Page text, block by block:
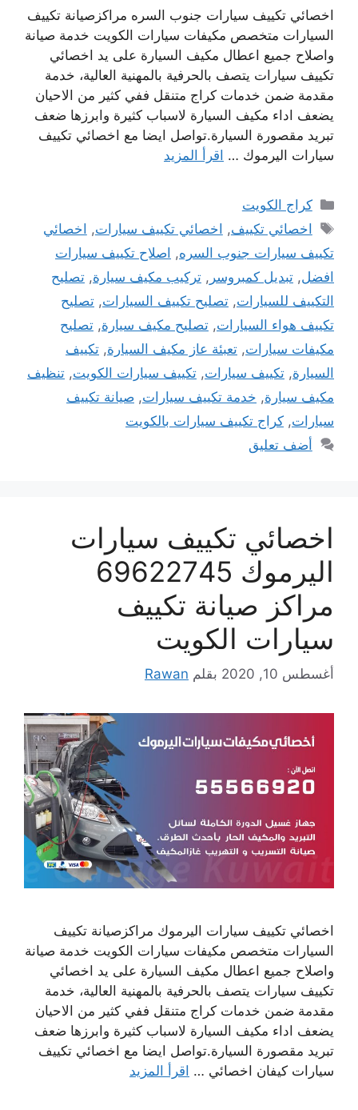
اخصائي تكييف سيارات جنوب السره مراكزصيانة تكييف
السيارات متخصص مكيفات سيارات الكويت خدمة صيانة
واصلاح جميع اعطال مكيف السيارة على يد اخصائي
تكييف سيارات يتصف بالحرفية بالمهنية العالية، خدمة
مقدمة ضمن خدمات كراج متنقل ففي كثير من الاحيان
يضعف اداء مكيف السيارة لاسباب كثيرة وابرزها ضعف
تبريد مقصورة السيارة.تواصل ايضا مع اخصائي تكييف
سيارات اليرموك … اقرأ المزيد
التصنيفات
كراج الكويت
الوسوم
اخصائي تكييف, اخصائي تكييف سيارات, اخصائي
تكييف سيارات جنوب السره, اصلاح تكييف سيارات
افضل, تبديل كمبروسر , تركيب مكيف سيارة, تصليح
التكييف للسيارات, تصليح تكييف السيارات, تصليح
تكييف هواء السيارات, تصليح مكيف سيارة, تصليح
مكيفات سيارات, تعبئة عاز مكيف السيارة, تكييف
السيارة, تكييف سيارات, تكييف سيارات الكويت, تنظيف
مكيف سيارة, خدمة تكييف سيارات, صيانة تكييف
سيارات, كراج تكييف سيارات بالكويت
أضف تعليق
اخصائي تكييف سيارات
اليرموك 69622745
مراكز صيانة تكييف
سيارات الكويت
أغسطس 10, 2020 بقلم Rawan
اخصائي تكييف سيارات اليرموك مراكزصيانة تكييف
السيارات متخصص مكيفات سيارات الكويت خدمة صيانة
واصلاح جميع اعطال مكيف السيارة على يد اخصائي
تكييف سيارات يتصف بالحرفية بالمهنية العالية، خدمة
مقدمة ضمن خدمات كراج متنقل ففي كثير من الاحيان
يضعف اداء مكيف السيارة لاسباب كثيرة وابرزها ضعف
تبريد مقصورة السيارة.تواصل ايضا مع اخصائي تكييف
سيارات كيفان اخصائي … اقرأ المزيد